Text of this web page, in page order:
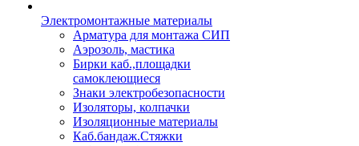
Электромонтажные материалы
Арматура для монтажа СИП
Аэрозоль, мастика
Бирки каб.,площадки
самоклеющиеся
Знаки электробезопасности
Изоляторы, колпачки
Изоляционные материалы
Каб.бандаж.Стяжки